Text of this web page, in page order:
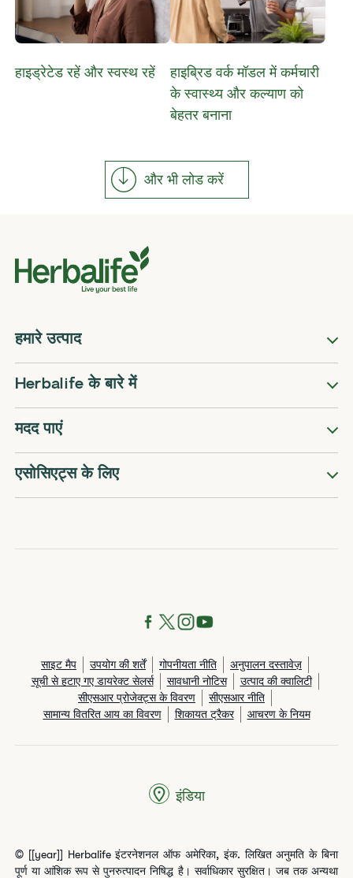
हाइड्रेटेड रहें और स्वस्थ रहें
हाइब्रिड वर्क मॉडल में कर्मचारी
के स्वास्थ्य और कल्याण को
बेहतर बनाना
और भी लोड करें
हमारे उत्पाद
Herbalife के बारे में
मदद पाएं
एसोसिएट्स के लिए
साइट मैप उपयोग की शर्तें गोपनीयता नीति
अनुपालन दस्तावेज़
सूची से हटाए गए डायरेक्ट सेलर्स
सावधानी नोटिस
उत्पाद की क्वालिटी
सीएसआर प्रोजेक्ट्स के विवरण
सीएसआर नीति
सामान्य वितरित आय का विवरण
शिकायत ट्रैकर आचरण के नियम
© [[year]] Herbalife इंटरनेशनल ऑफ अमेरिका, इंक. लिखित अनुमति के बिना
पूर्ण या आंशिक रूप से पुनरुत्पादन निषिद्ध है। सर्वाधिकार सुरक्षित। जब तक अन्यथा
इंडिया